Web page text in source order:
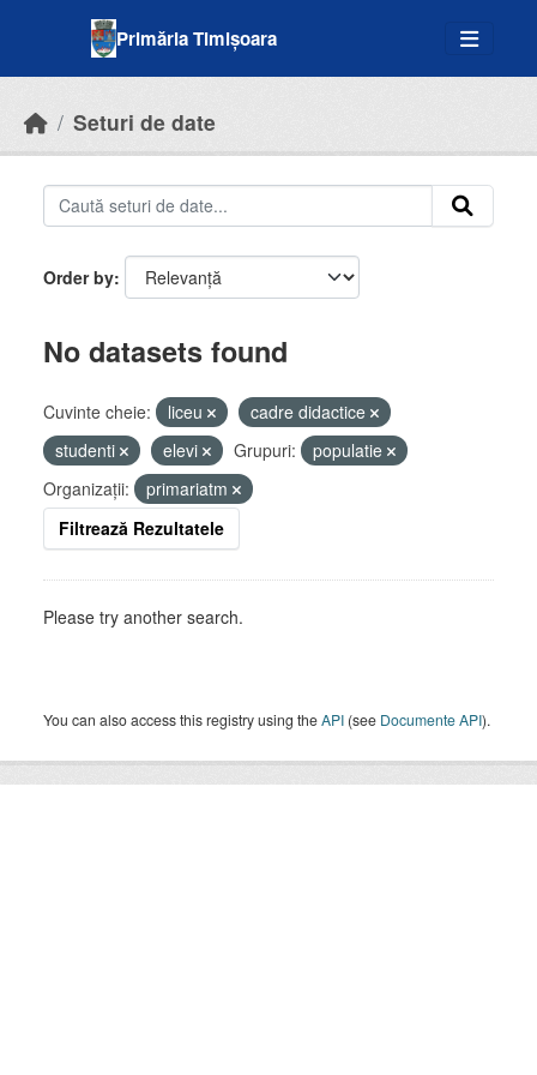
Primăria Timișoara
Seturi de date
Order by
No datasets found
Cuvinte cheie: liceu
cadre didactice
studenti
elevi Grupuri:
populatie
Organizații:
primariatm
Filtrează Rezultatele
Please try another search.
You can also access this registry using theAPI (see Documente API).